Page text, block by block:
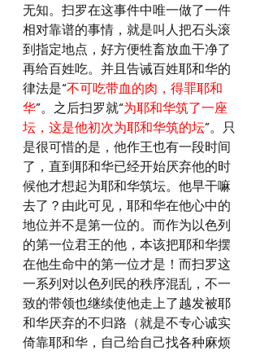
无知。扫罗在这事件中唯一做了一件
相对靠谱的事情，就是叫人把石头滚
到指定地点，好方便牲畜放血干净了
再给百姓吃。并且告诫百姓耶和华的
律法是“不可吃带血的肉，得罪耶和
华”。之后扫罗就“为耶和华筑了一座
坛，这是他初次为耶和华筑的坛”。只
是很可惜的是，他作王也有一段时间
了，直到耶和华已经开始厌弃他的时
候他才想起为耶和华筑坛。他早干嘛
去了？由此可见，耶和华在他心中的
地位并不是第一位的。而作为以色列
的第一位君王的他，本该把耶和华摆
在他生命中的第一位才是！而扫罗这
一系列对以色列民的秩序混乱，不一
致的带领也继续使他走上了越发被耶
和华厌弃的不归路（就是不专心诚实
倚靠耶和华，自己给自己找各种麻烦